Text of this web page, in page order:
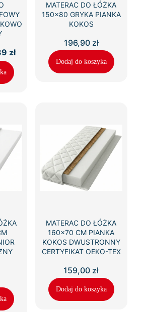
zł.
złAktualna
MATERAC DO ŁÓŻKA
150×80 GRYKA PIANKA
KOKOS
196,90 zł
Dodaj do koszyka
MATERAC DO ŁÓŻKA
160×70 CM PIANKA
KOKOS DWUSTRONNY
CERTYFIKAT OEKO-TEX
159,00 zł
Dodaj do koszyka